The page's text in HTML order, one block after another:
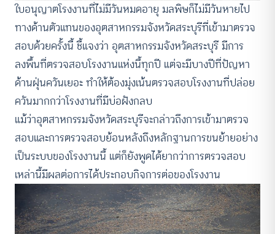
ใบอนุญาตโรงงานที่ไม่มีวันหมดอายุ มลพิษก็ไม่มีวันหายไป
ทางด้านตัวแทนของอุตสาหกรรมจังหวัดสระบุรีที่เข้ามาตรวจ
สอบด้วยครั้งนี้ ชี้แจงว่า อุตสาหกรรมจังหวัดสระบุรี มีการ
ลงพื้นที่ตรวจสอบโรงงานแห่งนี้ทุกปี แต่จะมีบางปีที่ปัญหา
ด้านฝุ่นควันเยอะ ทำให้ต้องมุ่งเน้นตรวจสอบโรงงานที่ปล่อย
ควันมากกว่าโรงงานที่มีบ่อฝังกลบ
แม้ว่าอุตสาหกรรมจังหวัดสระบุรีจะกล่าวถึงการเข้ามาตรวจ
สอบและการตรวจสอบย้อนหลังถึงหลักฐานการขนย้ายอย่าง
เป็นระบบของโรงงานนี้ แต่ก็ยังพูดได้ยากว่าการตรวจสอบ
เหล่านี้มีผลต่อการได้ประกอบกิจการต่อของโรงงาน